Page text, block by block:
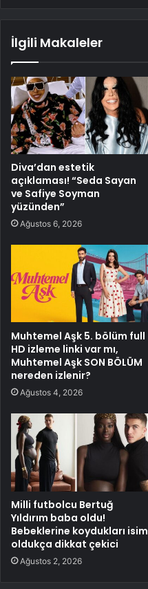
İlgili Makaleler
Diva’dan estetik
açıklaması! “Seda Sayan
ve Safiye Soyman
yüzünden”
Ağustos 6, 2026
Muhtemel Aşk 5. bölüm full
HD izleme linki var mı,
Muhtemel Aşk SON BÖLÜM
nereden izlenir?
Ağustos 4, 2026
Milli futbolcu Bertuğ
Yıldırım baba oldu!
Bebeklerine koydukları isim
oldukça dikkat çekici
Ağustos 2, 2026